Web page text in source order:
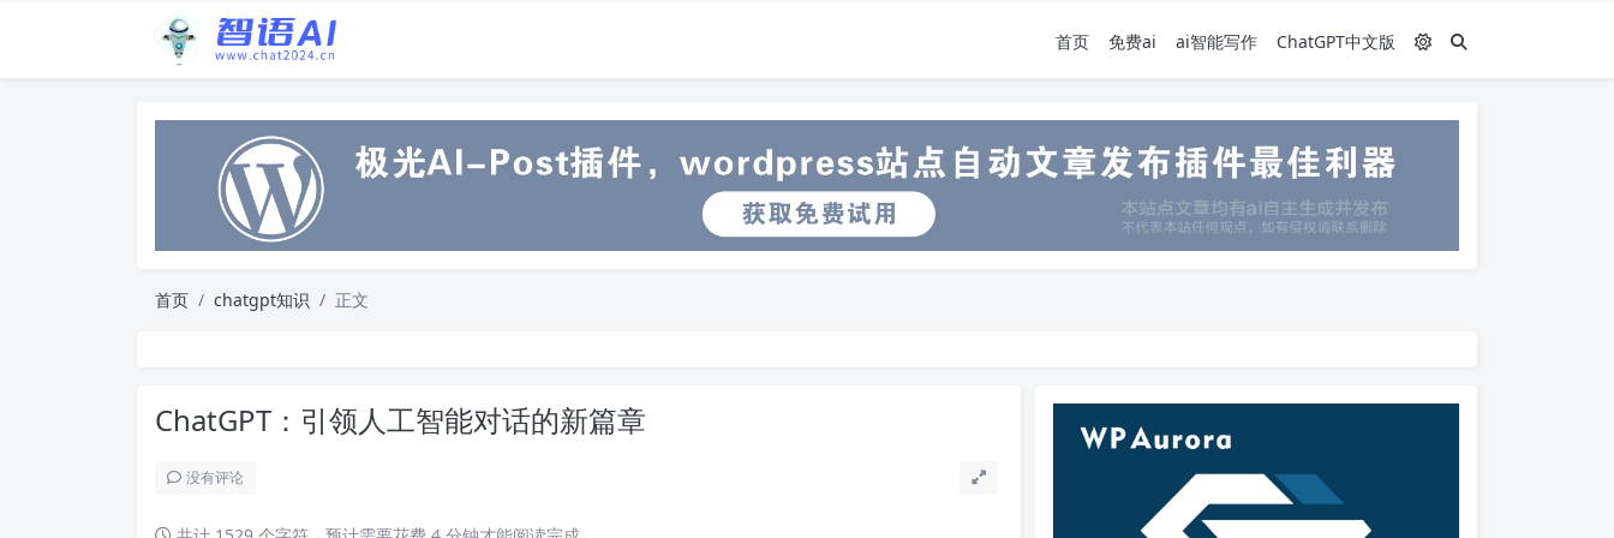
首页 免费ai ai智能写作 ChatGPT中文版
首页 chatgpt知识 正文
ChatGPT：引领人工智能对话的新篇章
没有评论